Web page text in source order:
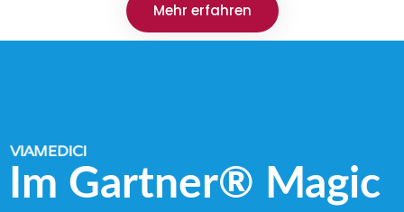
Mehr erfahren
Im Gartner® Magic